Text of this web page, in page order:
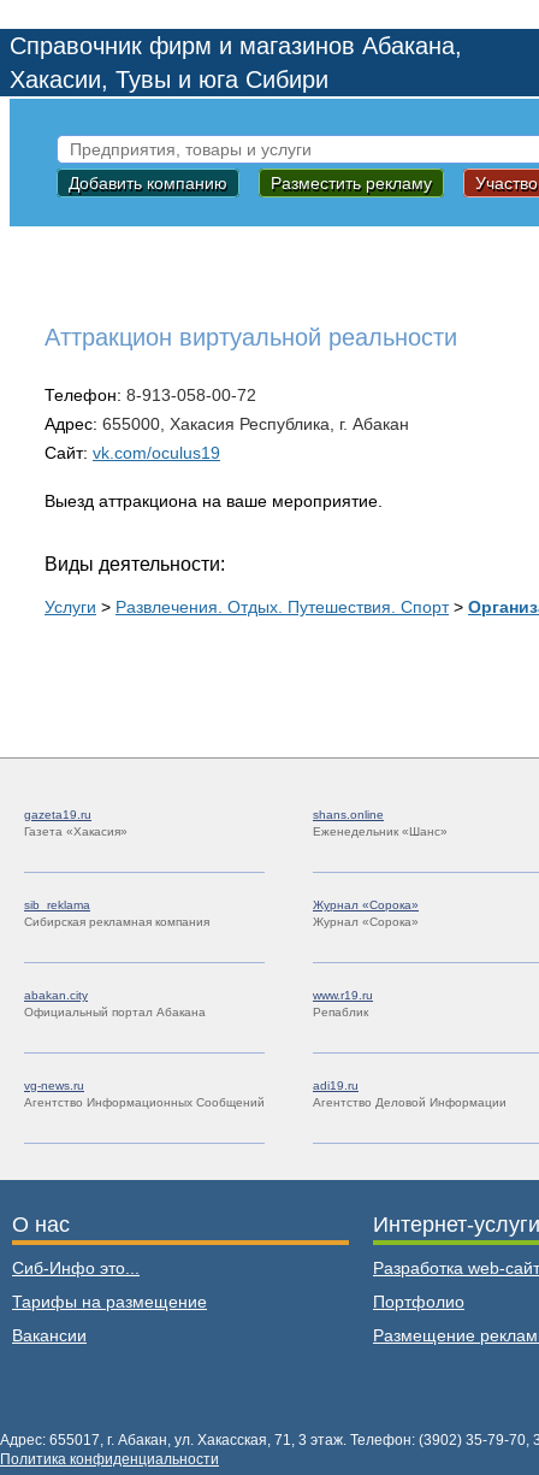
Справочник фирм и магазинов Абакана,
Хакасии, Тувы и юга Сибири
Добавить компанию Разместить рекламу
Аттракцион виртуальной реальности
Телефон: 8-913-058-00-72
Адрес: 655000, Хакасия Республика, г. Абакан
Сайт: vk.com/oculus19
Выезд аттракциона на ваше мероприятие.
Виды деятельности:
Услуги > Развлечения. Отдых. Путешествия. Спорт>
gazeta19.ru
Газета «Хакасия»
shans.online
Еженедельник «Шанс»
sib_reklama
Сибирская рекламная компания
Журнал «Сорока»
Журнал «Сорока»
abakan.city
Официальный портал Абакана
www.r19.ru
Репаблик
vg-news.ru
Агентство Информационных Сообщений
adi19.ru
Агентство Деловой Информации
О нас
Сиб-Инфо это...
Тарифы на размещение
Вакансии
Интернет-услуги
Разработка web-
Портфолио
Размещение
Адрес: 655017, г. Абакан, ул. Хакасская, 71, 3 этаж. Телефон: (3902) 35-79-
Политика конфиденциальности